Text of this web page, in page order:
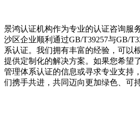
景鸿认证机构作为专业的认证咨询服
沙区企业顺利通过GB/T39257与GB/
系认证。我们拥有丰富的经验，可以
提供定制化的解决方案。如果您希望
管理体系认证的信息或寻求专业支持
们携手共进，共同迈向更加绿色、可